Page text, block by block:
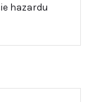
hazardu